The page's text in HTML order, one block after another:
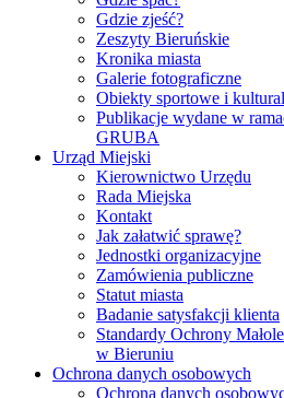
Gdzie zjeść?
Zeszyty Bieruńskie
Kronika miasta
Galerie fotograficzne
Obiekty sportowe i
Publikacje wydane w
GRUBA
Urząd Miejski
Kierownictwo Urzędu
Rada Miejska
Kontakt
Jak załatwić sprawę?
Jednostki organizacyjne
Zamówienia publiczne
Statut miasta
Badanie satysfakcji klienta
Standardy Ochrony
w Bieruniu
Ochrona danych osobowych
Ochrona danych